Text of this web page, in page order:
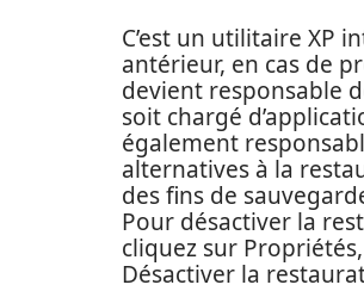
C’est un utilitaire XP
antérieur, en cas de
devient responsable
soit chargé
également
alternatives à la
des fins de
Pour désactiver la
cliquez sur
Désactiver la